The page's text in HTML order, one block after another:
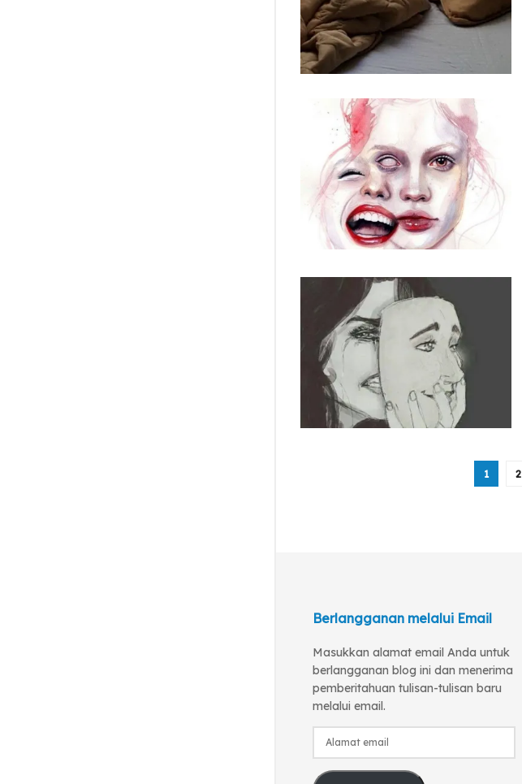
1 2
Berlangganan melalui Email
Masukkan alamat email Anda untuk
berlangganan blog ini dan menerima
pemberitahuan tulisan-tulisan baru
melalui email.
Alamat